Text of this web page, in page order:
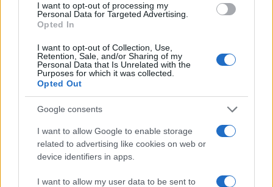
I want to opt-out of processing my
Personal Data for Targeted Advertising.
Opted In
I want to opt-out of Collection, Use,
Retention, Sale, and/or Sharing of my
Personal Data that Is Unrelated with the
Purposes for which it was collected.
Opted Out
Google consents
I want to allow Google to enable storage
related to advertising like cookies on web or
device identifiers in apps.
I want to allow my user data to be sent to
Ariana Grande debutta al primo posto con Petal e
annuncia una pausa dalla vita pubblica
Letizia Fontana · 8 Ago 2026
NEWS